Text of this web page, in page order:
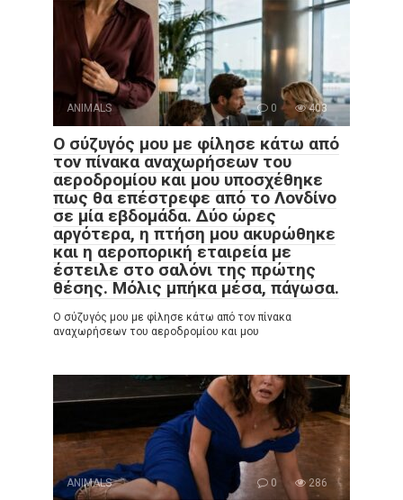
ANIMALS 0 403
Ο σύζυγός μου με φίλησε κάτω από
τον πίνακα αναχωρήσεων του
αεροδρομίου και μου υποσχέθηκε
πως θα επέστρεφε από το Λονδίνο
σε μία εβδομάδα. Δύο ώρες
αργότερα, η πτήση μου ακυρώθηκε
και η αεροπορική εταιρεία με
έστειλε στο σαλόνι της πρώτης
θέσης. Μόλις μπήκα μέσα, πάγωσα.
Ο σύζυγός μου με φίλησε κάτω από τον πίνακα
αναχωρήσεων του αεροδρομίου και μου
ANIMALS 0 286